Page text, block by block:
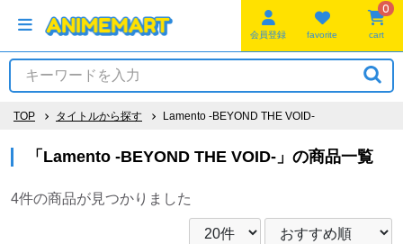
会員登録 favorite
0
cart
TOP タイトルから探す Lamento -BEYOND THE VOID-
「Lamento -BEYOND THE VOID-」の商品一覧
4件の商品が見つかりました